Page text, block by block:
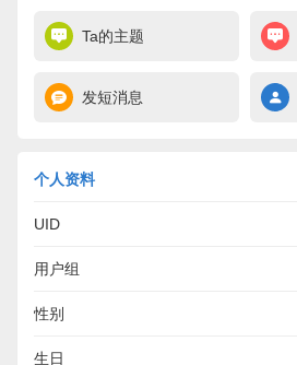
Ta的主题
发短消息
个人资料
UID
用户组
性别
生日